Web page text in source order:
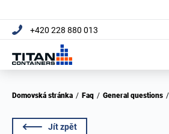
+420 228 880 013
Domovská stránka / Faq / General questions /
Jít zpět